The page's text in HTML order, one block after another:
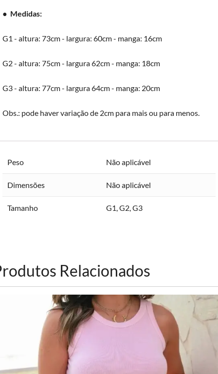
● Medidas:
G1 - altura: 73cm - largura: 60cm - manga: 16cm
G2 - altura: 75cm - largura 62cm - manga: 18cm
G3 - altura: 77cm - largura 64cm - manga: 20cm
Obs.: pode haver variação de 2cm para mais ou para menos.
Peso Não aplicável
Dimensões Não aplicável
Tamanho G1,G2,G3
Relacionados